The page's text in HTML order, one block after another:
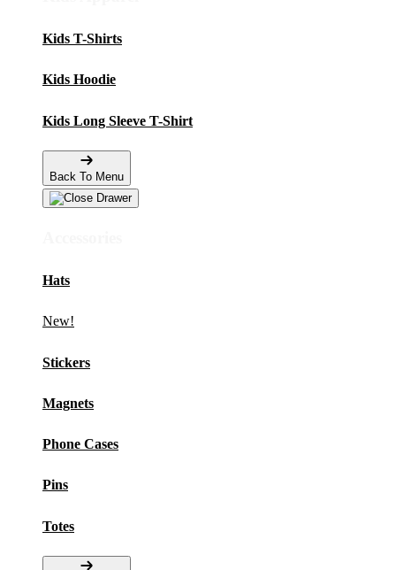
Kids T-Shirts
Kids Hoodie
Kids Long Sleeve T-Shirt
Back To Menu
Hats
New!
Stickers
Magnets
Phone Cases
Pins
Totes